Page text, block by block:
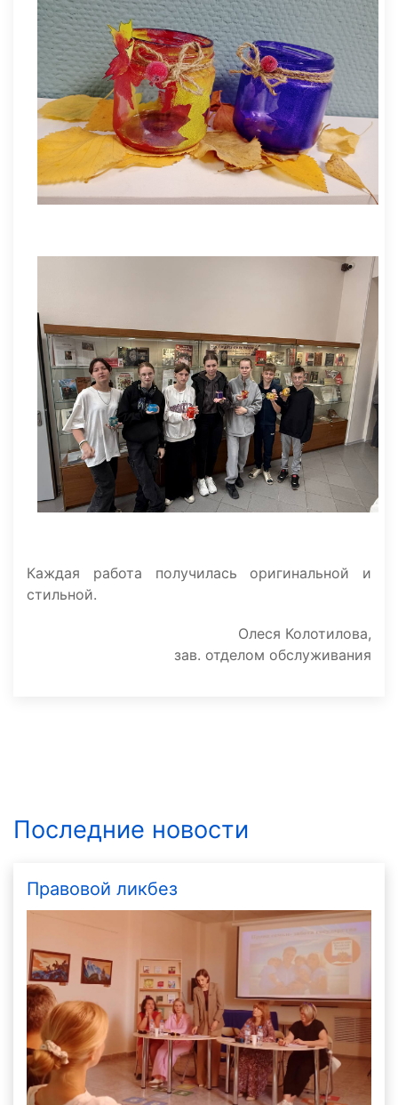
Каждая работа получилась оригинальной и
стильной.
Олеся Колотилова,
зав. отделом обслуживания
Последние новости
Правовой ликбез